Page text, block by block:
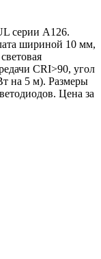
серии A126.
шириной 10 мм,
CRI>90, угол
на 5 м). Размеры
Цена за